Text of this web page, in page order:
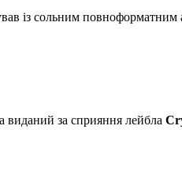
із сольним
виданий за сприяння лейбла